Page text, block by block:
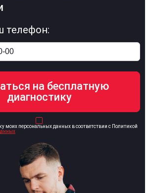
телефон:
моих персональных данных в соответствии с Политикой